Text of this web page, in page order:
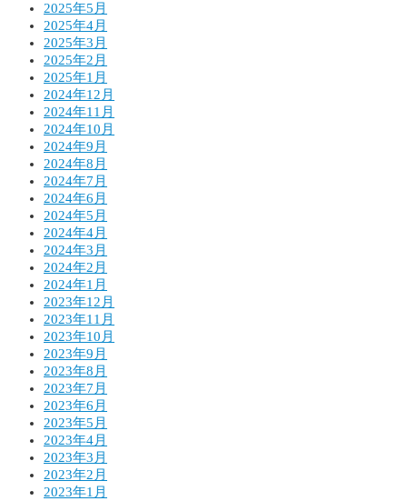
2025年5月
2025年4月
2025年3月
2025年2月
2025年1月
2024年12月
2024年11月
2024年10月
2024年9月
2024年8月
2024年7月
2024年6月
2024年5月
2024年4月
2024年3月
2024年2月
2024年1月
2023年12月
2023年11月
2023年10月
2023年9月
2023年8月
2023年7月
2023年6月
2023年5月
2023年4月
2023年3月
2023年2月
2023年1月